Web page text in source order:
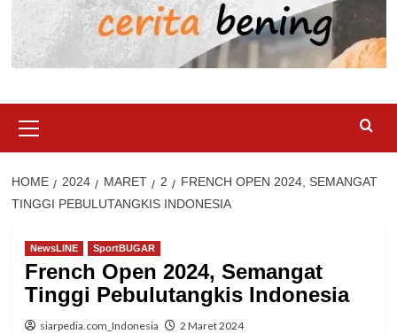
Menu
HOME 2024 MARET 2
FRENCH OPEN 2024, SEMANGAT
TINGGI PEBULUTANGKIS INDONESIA
NewsLINE SportBUGAR
French Open 2024, Semangat
Tinggi Pebulutangkis Indonesia
siarpedia.com_Indonesia 2 Maret 2024